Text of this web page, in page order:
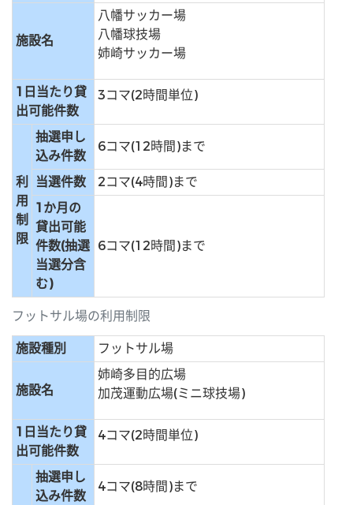
施設名
八幡サッカー場
八幡球技場
姉崎サッカー場
1日当たり貸
出可能件数
3コマ(2時間単位)
利
用
制
限
抽選申し
込み件数
6コマ(12時間)まで
当選件数
2コマ(4時間)まで
1か月の
貸出可能
件数(抽選
当選分含
む)
6コマ(12時間)まで
フットサル場の利用制限
施設種別
フットサル場
施設名
姉崎多目的広場
加茂運動広場(ミニ球技場)
1日当たり貸
出可能件数
4コマ(2時間単位)
抽選申し
込み件数
4コマ(8時間)まで